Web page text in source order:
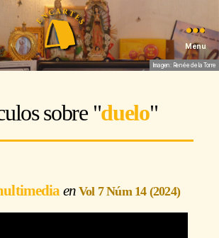
Menu
Imagen: Renée de la Torre
sobre "duelo"
Vol 7 Núm 14 (2024)